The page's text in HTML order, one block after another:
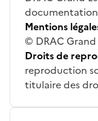
Mentions
© DRAC
Droits de
reproduction
titulaire des